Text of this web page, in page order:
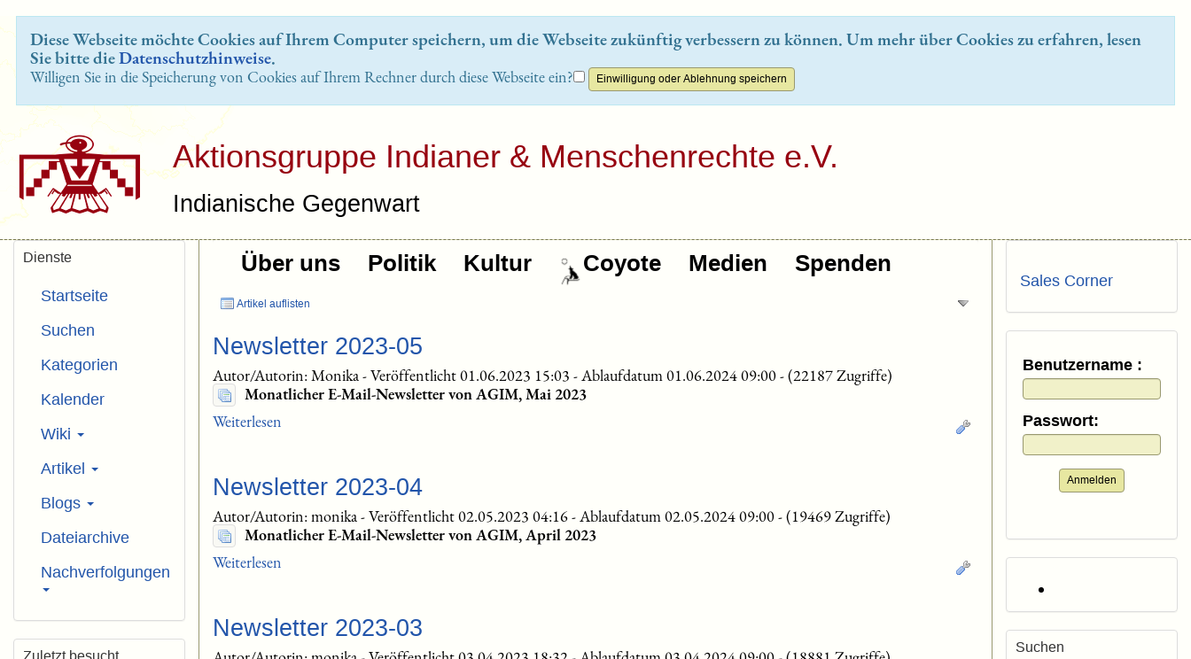
Diese Webseite möchte Cookies auf Ihrem Computer speichern, um die Webseite zukünftig verbessern zu können. Um mehr über Cookies zu erfahren, lesen
Sie bitte dieDatenschutzhinweise.
Willigen Sie in die Speicherung von Cookies auf Ihrem Rechner durch diese Webseite ein?
Aktionsgruppe Indianer & Menschenrechte e.V.
Indianische Gegenwart
Über uns Politik Kultur Coyote Medien Spenden
Artikel auflisten
Newsletter 2023-05
Autor/Autorin: Monika-Veröffentlicht 01.06.2023 15:03 -Ablaufdatum 01.06.2024 09:00-(22187 Zugriffe)
Monatlicher E-Mail-Newsletter von AGIM, Mai 2023
Weiterlesen
Newsletter 2023-04
Autor/Autorin: monika-Veröffentlicht 02.05.2023 04:16-Ablaufdatum 02.05.2024 09:00-(19469 Zugriffe)
Monatlicher E-Mail-Newsletter von AGIM, April 2023
Weiterlesen
Newsletter 2023-03
Dienste
Startseite
Suchen
Kategorien
Kalender
Wiki
Artikel
Blogs
Dateiarchive
Nachverfolgungen
Zuletzt besucht
Sales Corner
Benutzername :
Passwort:
Anmelden
Suchen